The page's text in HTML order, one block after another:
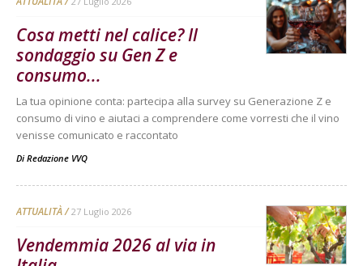
Cosa metti nel calice? Il
sondaggio su Gen Z e
consumo...
La tua opinione conta: partecipa alla survey su Generazione Z e
consumo di vino e aiutaci a comprendere come vorresti che il vino
venisse comunicato e raccontato
Di Redazione VVQ
ATTUALITÀ 27 Luglio 2026
Vendemmia 2026 al via in